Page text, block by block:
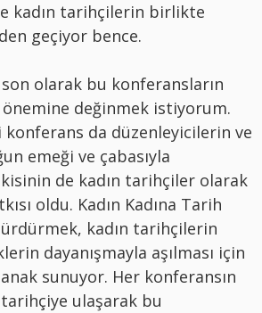
kadın tarihçilerin birlikte
geçiyor bence.
son olarak bu konferansların
değinmek istiyorum.
konferans da düzenleyicilerin ve
emeği ve çabasıyla
de kadın tarihçiler olarak
oldu. Kadın Kadına Tarih
kadın tarihçilerin
dayanışmayla aşılması için
sunuyor. Her konferansın
ulaşarak bu